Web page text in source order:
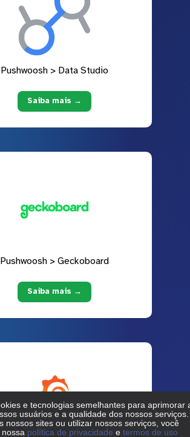
Pushwoosh > Data Studio
Saiba mais →
Pushwoosh > Geckoboard
Saiba mais →